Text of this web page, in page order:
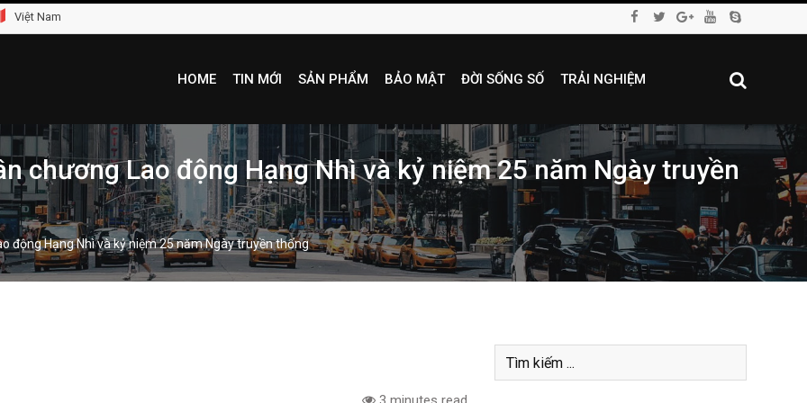
Việt Nam
HOME TIN MỚI SẢN PHẨM BẢO MẬT ĐỜI SỐNG SỐ TRẢI NGHIỆM
chương Lao động Hạng Nhì và kỷ niệm 25 năm Ngày truyền
động Hạng Nhì và kỷ niệm 25 năm Ngày truyền thống